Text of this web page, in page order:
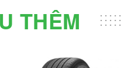
THÊM